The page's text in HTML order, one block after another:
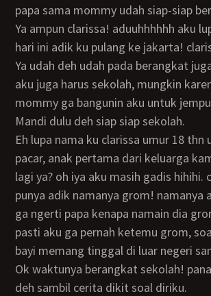
papa sama mommy udah siap-siap
ya ampun clarissa! aduuhhhhhh aku lupa banget kalau
hari ini adik ku pulang ke jakarta!
ya udah deh udah pada berangkat juga, lagian kan
aku juga harus sekolah, mungkin
mommy ga bangunin aku untuk
mandi dulu deh siap siap sekolah.
eh lupa nama ku clarissa umur 18 thn udah punya
pacar, anak pertama dari keluarga
lagi ya? oh iya aku masih gadis hihihi.
punya adik namanya grom! namanya
ga ngerti papa kenapa namain dia
pasti aku ga pernah ketemu grom,
bayi memang tinggal di luar negeri
ok waktunya berangkat sekolah! panasin mobil dulu
deh sambil cerita dikit soal diriku.